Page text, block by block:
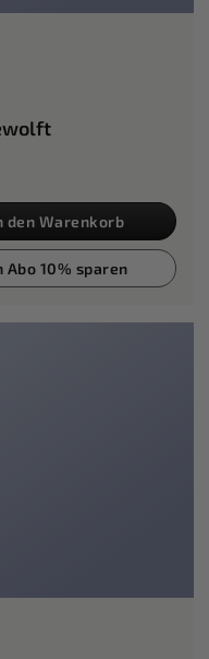
den Warenkorb
Abo 10% sparen